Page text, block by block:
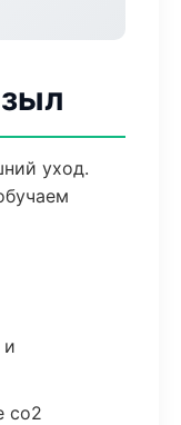
уход.
и
co2